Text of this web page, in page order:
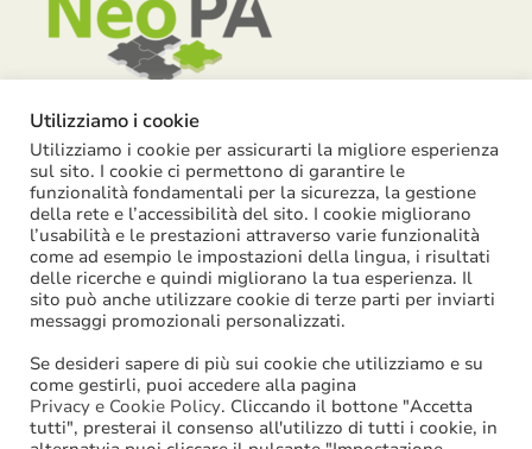
Piazza Garibaldi, 55 – 15121 Alessandria
info@neopa.it
info@pec.neopa.it
0131 1911 646
Seguici su Facebook
2026©NeoPA S.p.a. | tutti i diritti sono riservati | P. IVA:
Utilizziamo i cookie
Utilizziamo i cookie per assicurarti la migliore esperienza
sul sito. I cookie ci permettono di garantire le
funzionalità fondamentali per la sicurezza, la gestione
della rete e l’accessibilità del sito. I cookie migliorano
l’usabilità e le prestazioni attraverso varie funzionalità
come ad esempio le impostazioni della lingua, i risultati
delle ricerche e quindi migliorano la tua esperienza. Il
sito può anche utilizzare cookie di terze parti per inviarti
messaggi promozionali personalizzati.
Se desideri sapere di più sui cookie che utilizziamo e su
come gestirli, puoi accedere alla pagina
Privacy e Cookie Policy. Cliccando il bottone "Accetta
tutti", presterai il consenso all'utilizzo di tutti i cookie, in